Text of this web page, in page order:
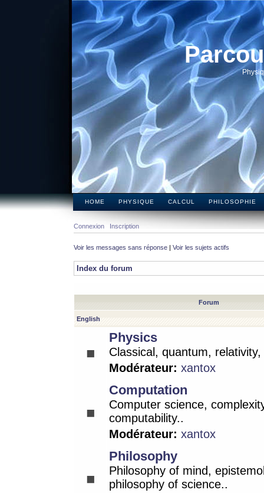
HOME PHYSIQUE CALCUL PHILOSOPHIE
Connexion Inscription
Voir les messages sans réponse | Voir les sujets actifs
Index du forum
Forum
English
Physics
Classical, quantum,
Modérateur: xantox
Computation
Computer science,
computability..
Modérateur: xantox
Philosophy
Philosophy of mind,
philosophy of science..